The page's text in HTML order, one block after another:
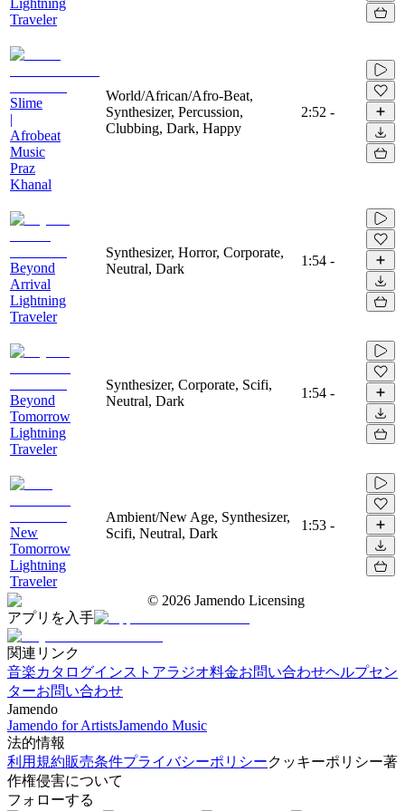
Traveler
Slime
|
Afrobeat
Music
Praz
Khanal
World/African/Afro-Beat,
Synthesizer, Percussion,
Clubbing, Dark, Happy
2:52 -
Beyond
Arrival
Lightning
Traveler
Synthesizer, Horror, Corporate,
Neutral, Dark
1:54 -
Beyond
Tomorrow
Lightning
Traveler
Synthesizer, Corporate, Scifi,
Neutral, Dark
1:54 -
New
Tomorrow
Lightning
Traveler
Ambient/New Age, Synthesizer,
Scifi, Neutral, Dark
1:53 -
© 2026 Jamendo Licensing
アプリを入手
関連リンク
音楽カタログインストアラジオ料金お問い合わせヘルプセン
ターお問い合わせ
Jamendo
Jamendo for ArtistsJamendo Music
法的情報
利用規約販売条件プライバシーポリシークッキーポリシー著
作権侵害について
フォローする